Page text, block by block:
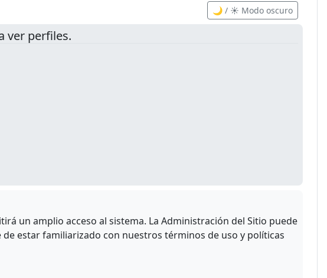
🌙 / ☀️ Modo oscuro
ver perfiles.
un amplio acceso al sistema. La Administración del Sitio puede
estar familiarizado con nuestros términos de uso y políticas